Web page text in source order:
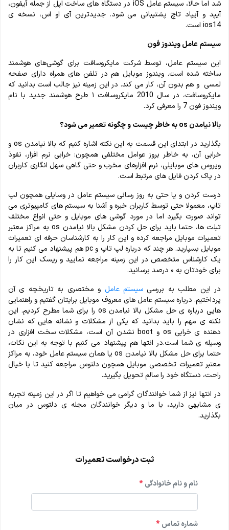
شد اما حالا، سیستم عامل iOS در دستگاه های ساخت اپل از جمله آیفون،
آیپد و آیپاد تاچ پشتیبانی می شود. جدیدترین آی او اس، نسخه ی
ios14 است.
سیستم عامل ویندوز فون
این سیستم‌ عامل، توسط شرکت مایکروسافت برای گوشی‌های هوشمند
ساخته شده است. ویندوز موبایل هم در تلفن‌ های همراه دارای صفحه
لمسی و هم بدون آن، کار می کند. در این زمینه نیز جالب است بدانید که
مایکروسافت، در سال 2010 مایکروسافت ۱ طرح هوشمند جدید با نام
ویندوز فون 7 را معرفی کرد.
بالا نیامدن os به خاطر چیست و چگونه تعمیر می شود؟
بگذارید در ابتدای این قسمت به این نکته اشاره کنیم که بالا نیامدن os و
خرابی آن، به خاطر بروز عوامل مختلفی همچون: خرابی نرم افزار، نفوذ
ویروس های موبایلی، نرم افزارهای مخرب و حتی گاهی سهل انگاری کاربران
در پاک کردن فایل های مرتبط است.
درست کردن و یا حتی به روز رسانی سیستم عامل در وسایلی همچون لپ
تاپ، معمولا حتی توسط کاربران خبره و آشنا به سیستم های کامپیوتری می
تواند صورت بگیرد اما در مورد گوشی های موبایل و حتی انواع مختلف
تبلت ها، حتما باید برای حل کردن مشکل بالا نیامدن os به
مراکز معتبر
تعمیرات موبایل مراجعه کرده و این کار را به کارشناسان حرفه ای تعمیرات
موبایل بسپارید. هر چند که درباره لپ تاپ و pc هم پیشنهاد می‌ کنیم تا به
یک کارشناس متخصص در این زمینه مراجعه نمایید و ریسک این کار را
برای خودتان به ۰ درصد برسانید.
در این مطلب به بررسیسیستم‌ عامل و مختصری به تاریخچه ی آن
پرداختیم. درباره سیستم عامل های معروف موبایل برایتان گفتیم و راهنمایی
هایی درباره ی حل مشکل بالا نیامدن os را برای شما مطرح کردیم. این
نکته ی مهم را باید بدانید که یکی‌ از مشکلات و نشانه هایی که نشان
دهنده ی خرابی os و boot نشدن آن است، مشکلات سخت افزاری در
وسیله ی شما است.در انتها هم پیشنهاد می کنیم با توجه به این نکات،
حتما برای حل مشکل بالا نیامدن os یا همان سیستم عامل خود، به مراکز
معتبر تعمیرات تخصصی موبایل همچون دلتوس مراجعه کنید تا با خیال
راحت، دستگاه خود را سالم تحویل بگیرید.
در انتها نیز از شما خوانندگان گرامی‌ می‌ خواهیم تا اگر در این‌ زمینه تجربه
ی مشابهی دارید، با ما و دیگر خوانندگان مجله ی دلتوس در میان
بگذارید.
ثبت درخواست تعمیرات
نام و نام خانوادگی *
شماره تماس *